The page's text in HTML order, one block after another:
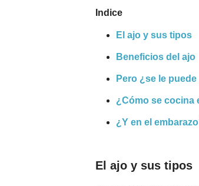
Indice
El ajo y sus tipos
Beneficios del ajo
Pero ¿se le
¿Cómo se cocina
¿Y en el
El ajo y sus tipos